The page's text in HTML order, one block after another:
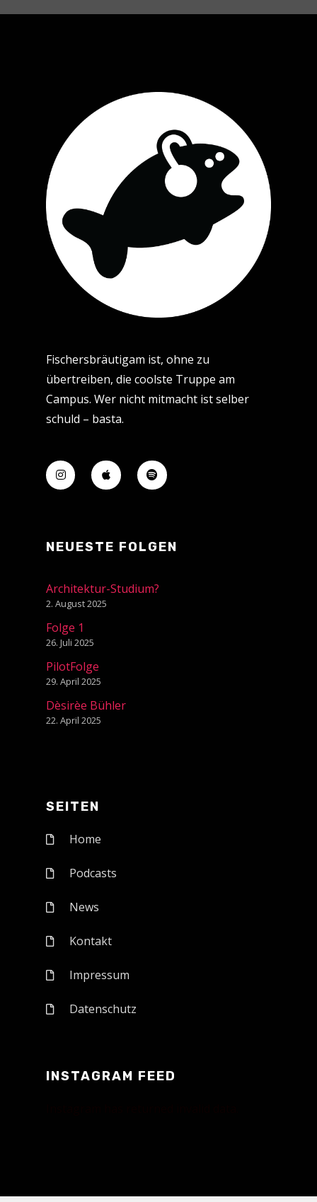
Fischersbräutigam ist, ohne zu
übertreiben, die coolste Truppe am
Campus. Wer nicht mitmacht ist selber
schuld – basta.
NEUESTE FOLGEN
Architektur-Studium?
2. August 2025
Folge 1
26. Juli 2025
PilotFolge
29. April 2025
Dèsirèe Bühler
22. April 2025
SEITEN
Home
Podcasts
News
Kontakt
Impressum
Datenschutz
INSTAGRAM FEED